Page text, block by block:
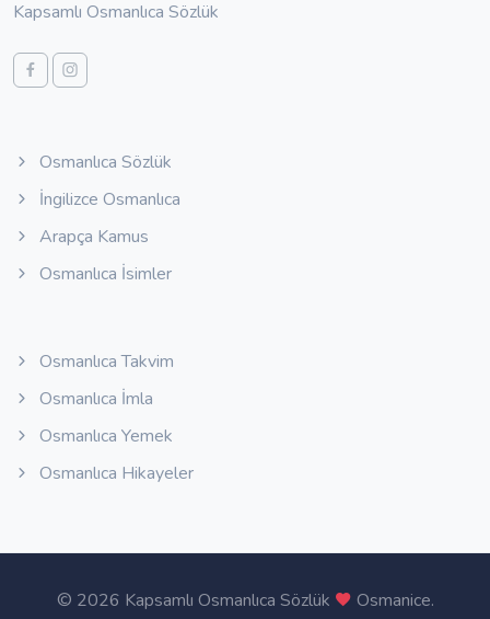
Kapsamlı Osmanlıca Sözlük
Osmanlıca Sözlük
İngilizce Osmanlıca
Arapça Kamus
Osmanlıca İsimler
Osmanlıca Takvim
Osmanlıca İmla
Osmanlıca Yemek
Osmanlıca Hikayeler
© 2026 Kapsamlı Osmanlıca Sözlük Osmanice.